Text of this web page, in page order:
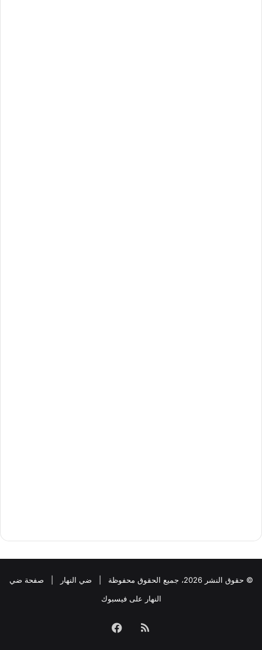
© حقوق النشر 2026، جميع الحقوق محفوظة | ضي النهار
صفحة ضي
النهار على فيسبوك
ملخصفيسبوك